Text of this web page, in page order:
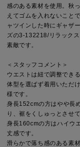
感のある素材を使用。秋
えてゴムを入れないこと
ャツインした時にギャザ
ズの3-132218/リラック
素敵です。
＜スタッフコメント＞
ウエストは紐で調整でき
体型を選ばず着用いただ
様です。
身長152cmの方はやや長
り、裾をくしゅっとさせ
身長160cmの方はハイウ
丈感です。
滑らかで落ち感のある素